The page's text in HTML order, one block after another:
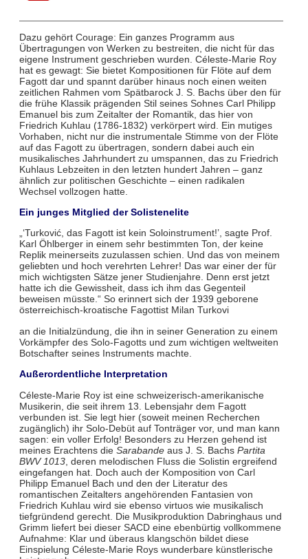
Dazu gehört Courage: Ein ganzes Programm aus
Übertragungen von Werken zu bestreiten, die nicht für das
eigene Instrument geschrieben wurden. Céleste-Marie Roy
hat es gewagt: Sie bietet Kompositionen für Flöte auf dem
Fagott dar und spannt darüber hinaus noch einen weiten
zeitlichen Rahmen vom Spätbarock J. S. Bachs über den für
die frühe Klassik prägenden Stil seines Sohnes Carl Philipp
Emanuel bis zum Zeitalter der Romantik, das hier von
Friedrich Kuhlau (1786-1832) verkörpert wird. Ein mutiges
Vorhaben, nicht nur die instrumentale Stimme von der Flöte
auf das Fagott zu übertragen, sondern dabei auch ein
musikalisches Jahrhundert zu umspannen, das zu Friedrich
Kuhlaus Lebzeiten in den letzten hundert Jahren – ganz
ähnlich zur politischen Geschichte – einen radikalen
Wechsel vollzogen hatte.
Ein junges Mitglied der Solistenelite
„‘Turković, das Fagott ist kein Soloinstrument!’, sagte Prof.
Karl Öhlberger in einem sehr bestimmten Ton, der keine
Replik meinerseits zuzulassen schien. Und das von meinem
geliebten und hoch verehrten Lehrer! Das war einer der für
mich wichtigsten Sätze jener Studienjahre. Denn erst jetzt
hatte ich die Gewissheit, dass ich ihm das Gegenteil
beweisen müsste.“ So erinnert sich der 1939 geborene
österreichisch-kroatische Fagottist Milan Turkovi
an die Initialzündung, die ihn in seiner Generation zu einem
Vorkämpfer des Solo-Fagotts und zum wichtigen weltweiten
Botschafter seines Instruments machte.
Außerordentliche Interpretation
Céleste-Marie Roy ist eine schweizerisch-amerikanische
Musikerin, die seit ihrem 13. Lebensjahr dem Fagott
verbunden ist. Sie legt hier (soweit meinen Recherchen
zugänglich) ihr Solo-Debüt auf Tonträger vor, und man kann
sagen: ein voller Erfolg! Besonders zu Herzen gehend ist
meines Erachtens die Sarabandeaus J. S. Bachs Partita
BWV 1013, deren melodischen Fluss die Solistin ergreifend
eingefangen hat. Doch auch der Komposition von Carl
Philipp Emanuel Bach und den der Literatur des
romantischen Zeitalters angehörenden Fantasien von
Friedrich Kuhlau wird sie ebenso virtuos wie musikalisch
tiefgründend gerecht. Die Musikproduktion Dabringhaus und
Grimm liefert bei dieser SACD eine ebenbürtig vollkommene
Aufnahme: Klar und überaus klangschön bildet diese
Einspielung Céleste-Marie Roys wunderbare künstlerische